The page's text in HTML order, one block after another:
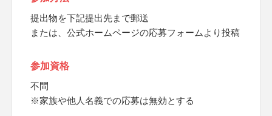
提出物を下記提出先まで郵送
または、公式ホームページの応募フォームより投稿
参加資格
不問
※家族や他人名義での応募は無効とする